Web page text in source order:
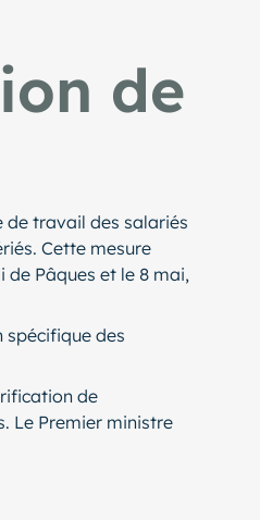
de
de travail des salariés
Cette mesure
Pâques et le 8 mai,
spécifique des
de
Le Premier ministre